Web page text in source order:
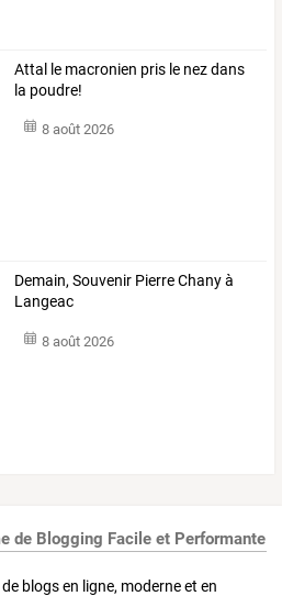
Attal le macronien pris le nez dans
la poudre!
8 août 2026
Demain, Souvenir Pierre Chany à
Langeac
8 août 2026
de Blogging Facile et Performante
blogs en ligne, moderne et en